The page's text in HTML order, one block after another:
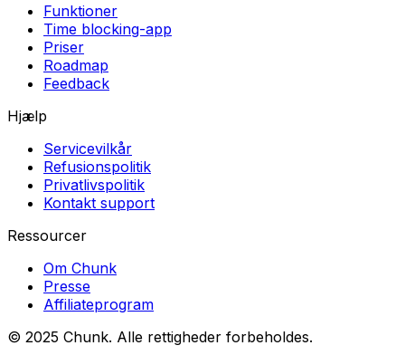
Funktioner
Time blocking-app
Priser
Roadmap
Feedback
Hjælp
Servicevilkår
Refusionspolitik
Privatlivspolitik
Kontakt support
Ressourcer
Om Chunk
Presse
Affiliateprogram
© 2025 Chunk. Alle rettigheder forbeholdes.